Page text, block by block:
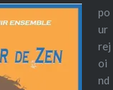
po
ur
rej
oi
nd